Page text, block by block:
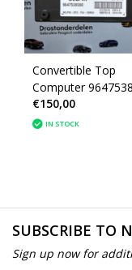
Convertible Top
Computer
Peugeot 307CC
(6545N1)
€150,00
IN STOCK
SUBSCRIBE TO
Sign up now for